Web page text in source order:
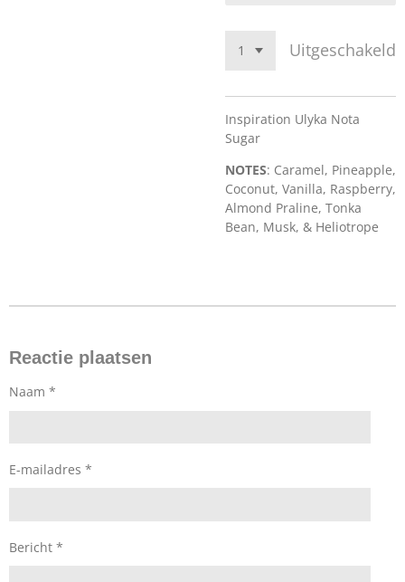
Uitgeschakeld
Inspiration Ulyka Nota
Sugar
NOTES: Caramel, Pineapple,
Coconut, Vanilla, Raspberry,
Almond Praline, Tonka
Bean, Musk, & Heliotrope
Reactie plaatsen
Naam *
E-mailadres *
Bericht *